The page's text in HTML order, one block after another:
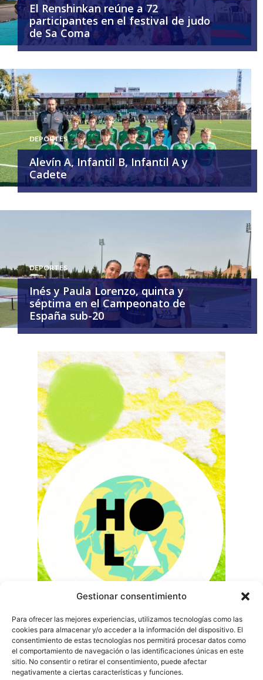
Gestionar consentimiento
Para ofrecer las mejores experiencias, utilizamos tecnologías como las
cookies para almacenar y/o acceder a la información del dispositivo. El
consentimiento de estas tecnologías nos permitirá procesar datos como
el comportamiento de navegación o las identificaciones únicas en este
sitio. No consentir o retirar el consentimiento, puede afectar
negativamente a ciertas características y funciones.
El Renshinkan reúne a 72
participantes en el festival de judo
de Sa Coma
DEPORTES
Alevín A, Infantil B, Infantil A y
Cadete
DEPORTES
Inés y Paula Lorenzo, quinta y
séptima en el Campeonato de
España sub-20